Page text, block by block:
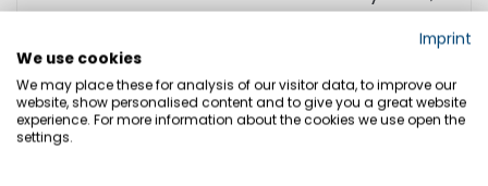
100% Polyamid
Imprint
We use cookies
We may place these for analysis of our visitor data, to improve our
website, show personalised content and to give you a great website
experience. For more information about the cookies we use open the
settings.